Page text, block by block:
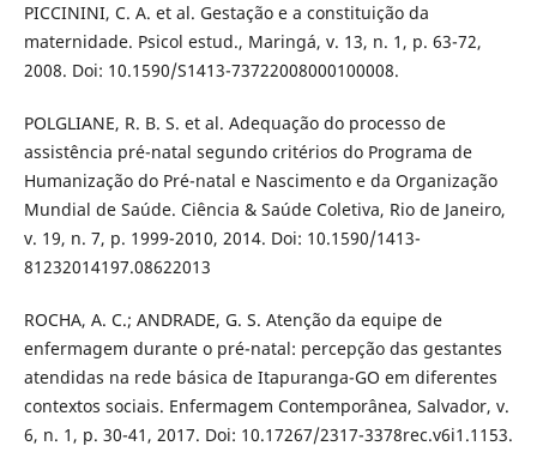
PICCININI, C. A. et al. Gestação e a constituição da
maternidade. Psicol estud., Maringá, v. 13, n. 1, p. 63-72,
2008. Doi: 10.1590/S1413-73722008000100008.
POLGLIANE, R. B. S. et al. Adequação do processo de
assistência pré-natal segundo critérios do Programa de
Humanização do Pré-natal e Nascimento e da Organização
Mundial de Saúde. Ciência & Saúde Coletiva, Rio de Janeiro,
v. 19, n. 7, p. 1999-2010, 2014. Doi: 10.1590/1413-
81232014197.08622013
ROCHA, A. C.; ANDRADE, G. S. Atenção da equipe de
enfermagem durante o pré-natal: percepção das gestantes
atendidas na rede básica de Itapuranga-GO em diferentes
contextos sociais. Enfermagem Contemporânea, Salvador, v.
6, n. 1, p. 30-41, 2017. Doi: 10.17267/2317-3378rec.v6i1.1153.